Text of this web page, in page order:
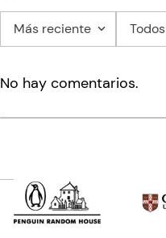
Título
Tu nombre
Más reciente Todos
No hay comentarios.